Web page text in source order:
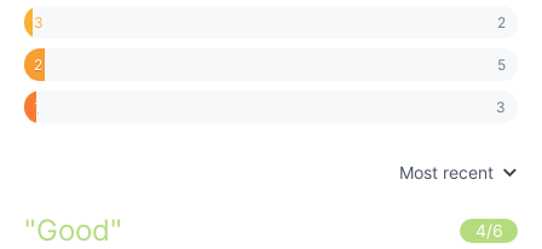
3 2
2 5
1 3
Most recent
"Good" 4/6